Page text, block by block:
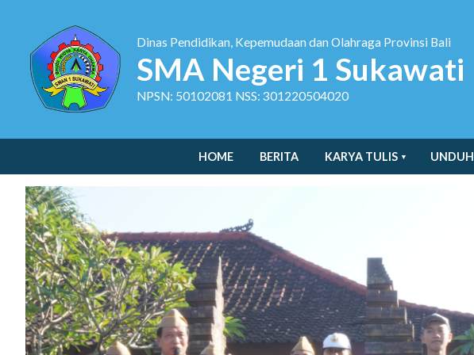
Dinas Pendidikan, Kepemudaan dan Olahraga Provinsi Bali
SMA Negeri 1 Sukawati
NPSN: 50102081 NSS: 301220504020
HOME BERITA KARYA TULIS UNDUH